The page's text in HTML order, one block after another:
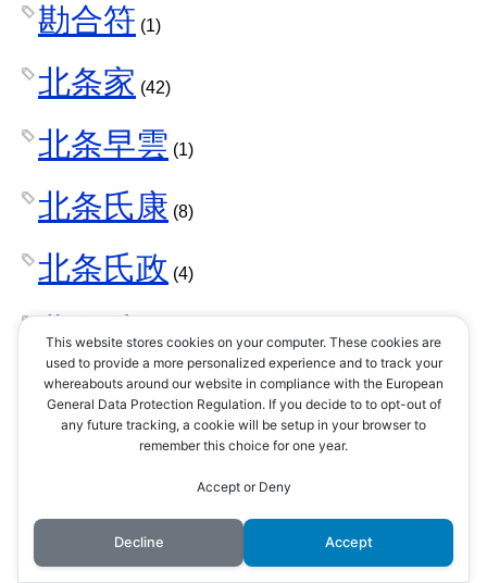
勘合符 (1)
北条家 (42)
北条早雲 (1)
北条氏康 (8)
北条氏政 (4)
北条氏照 (3)
北条氏直(2)
北条氏綱
北条氏規(1)
This website stores cookies on your computer. These cookies are
used to provide a more personalized experience and to track your
whereabouts around our website in compliance with the European
General Data Protection Regulation. If you decide to to opt-out of
any future tracking, a cookie will be setup in your browser to
remember this choice for one year.
Accept or Deny
Decline Accept